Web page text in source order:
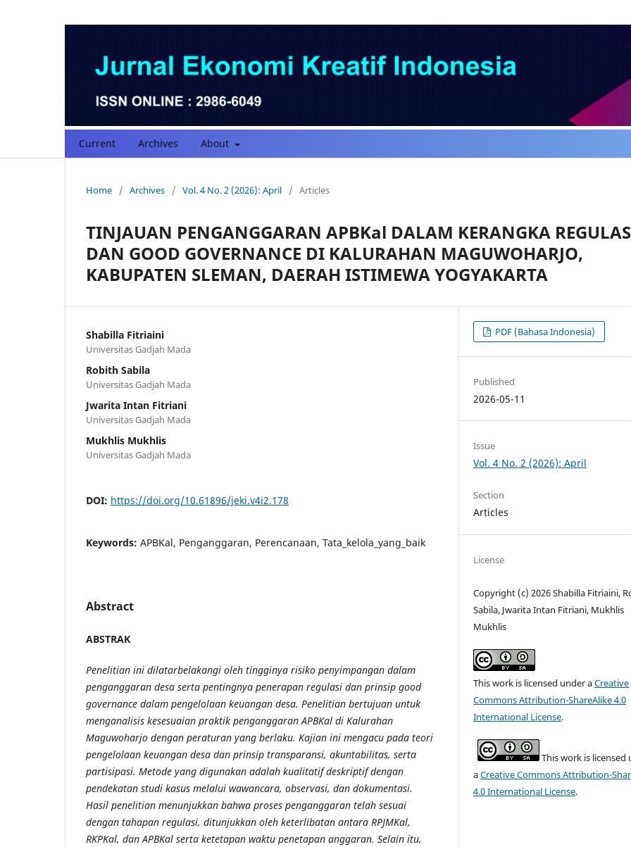
Current Archives About
Home / Archives / Vol. 4 No. 2 (2026): April / Articles
TINJAUAN PENGANGGARAN APBKal DALAM KERANGKA
DAN GOOD GOVERNANCE DI KALURAHAN MAGUWOHARJO,
KABUPATEN SLEMAN, DAERAH ISTIMEWA YOGYAKARTA
Shabilla Fitriaini
Universitas Gadjah Mada
Robith Sabila
Universitas Gadjah Mada
Jwarita Intan Fitriani
Universitas Gadjah Mada
Mukhlis Mukhlis
Universitas Gadjah Mada
DOI: https://doi.org/10.61896/jeki.v4i2.178
Keywords: APBKal, Penganggaran, Perencanaan, Tata_kelola_yang_baik
Abstract
ABSTRAK
Penelitian ini dilatarbelakangi oleh tingginya risiko penyimpangan dalam
penganggaran desa serta pentingnya penerapan regulasi dan prinsip good
governance dalam pengelolaan keuangan desa. Penelitian bertujuan untuk
menganalisis kesesuaian praktik penganggaran APBKal di Kalurahan
Maguwoharjo dengan peraturan yang berlaku. Kajian ini mengacu pada teori
pengelolaan keuangan desa dan prinsip transparansi, akuntabilitas, serta
partisipasi. Metode yang digunakan adalah kualitatif deskriptif dengan
pendekatan studi kasus melalui wawancara, observasi, dan dokumentasi.
Hasil penelitian menunjukkan bahwa proses penganggaran telah sesuai
dengan tahapan regulasi, ditunjukkan oleh keterlibatan antara RPJMKal,
RKPKal, dan APBKal serta ketetapan waktu penetapan anggaran. Selain itu,
PDF (Bahasa Indonesia)
Published
2026-05-11
Issue
Vol. 4 No. 2 (2026): April
Section
Articles
License
Copyright (c) 2026 Shabilla Fitriaini,
Sabila, Jwarita Intan Fitriani, Mukhlis
Mukhlis
This work is licensed under aCreative
Commons Attribution-ShareAlike 4.0
International License.
This work is licensed
aCreative Commons Attribution-
4.0 International License.